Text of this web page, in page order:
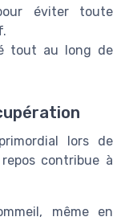
éviter toute
tout au long de
lors de
contribue à
même en